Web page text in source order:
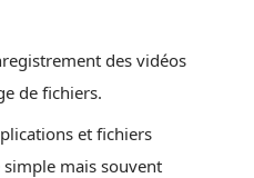
des vidéos
de fichiers.
et fichiers
mais souvent